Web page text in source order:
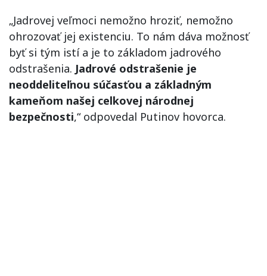
„Jadrovej veľmoci nemožno hroziť, nemožno
ohrozovať jej existenciu. To nám dáva možnosť
byť si tým istí a je to základom jadrového
odstrašenia. Jadrové odstrašenie je
neoddeliteľnou súčasťou a základným
kameňom našej celkovej národnej
bezpečnosti,“ odpovedal Putinov hovorca.